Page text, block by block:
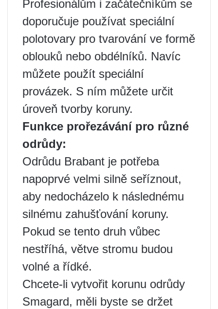
Profesionálům i začátečníkům se
doporučuje používat speciální
polotovary pro tvarování ve formě
oblouků nebo obdélníků. Navíc
můžete použít speciální
provázek. S ním můžete určit
úroveň tvorby koruny.
Funkce prořezávání pro různé
odrůdy:
Odrůdu Brabant je potřeba
napoprvé velmi silně seříznout,
aby nedocházelo k následnému
silnému zahušťování koruny.
Pokud se tento druh vůbec
nestříhá, větve stromu budou
volné a řídké.
Chcete-li vytvořit korunu odrůdy
Smagard, měli byste se držet